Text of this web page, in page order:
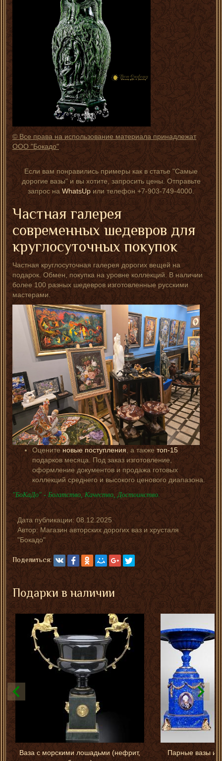
© Все права на использование материала принадлежат
ООО "Бокадо"
Если вам понравились примеры как в статье "Самые
дорогие вазы" и вы хотите, запросить цены. Отправьте
запрос наWhatsUpили телефон +7-903-749-4000.
Частная галерея
современных шедевров для
круглосуточных покупок
Частная круглосуточная галерея дорогих вещей на
подарок. Обмен, покупка на уровне коллекций. В наличии
более 100 разных шедевров изготовленные русскими
мастерами.
Оценитеновые поступления, а такжетоп-15
подарков месяца. Под заказ изготовление,
оформление документов и продажа готовых
коллекций среднего и высокого ценового диапазона.
"БоКаДо" - Богатство, Качество, Достоинство.
Дата публикации:08.12.2025
Автор: Магазин авторских дорогих ваз и хрусталя
"Бокадо"
Поделиться:
Подарки в наличии
Ваза с морскими лошадьми (нефрит,
Парные вазы из